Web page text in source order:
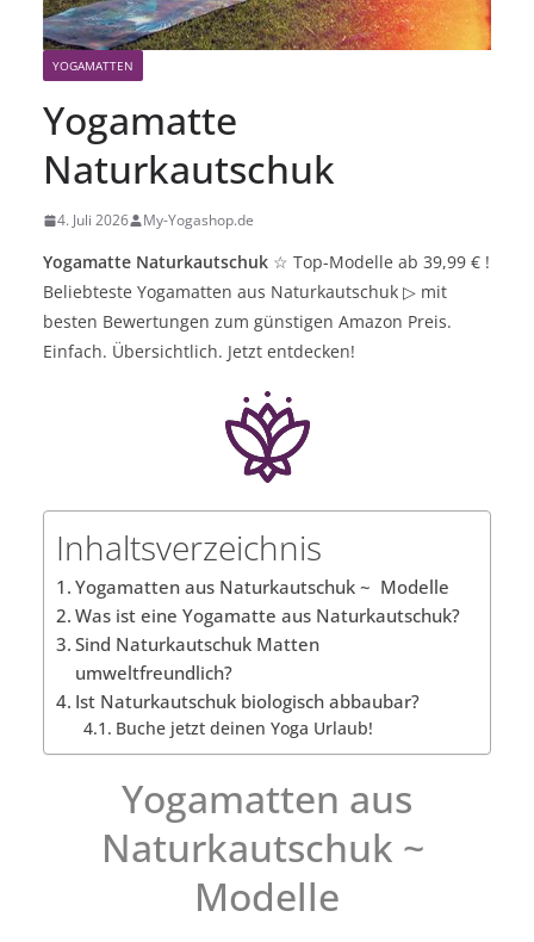
YOGAMATTEN
Yogamatte
Naturkautschuk
4. Juli 2026 My-Yogashop.de
Yogamatte Naturkautschuk ☆ Top-Modelle ab 39,99 € !
Beliebteste Yogamatten aus Naturkautschuk ▷ mit
besten Bewertungen zum günstigen Amazon Preis.
Einfach. Übersichtlich. Jetzt entdecken!
Inhaltsverzeichnis
Yogamatten aus Naturkautschuk ~ Modelle
Was ist eine Yogamatte aus Naturkautschuk?
Sind Naturkautschuk Matten
umweltfreundlich?
Ist Naturkautschuk biologisch abbaubar?
Buche jetzt deinen Yoga Urlaub!
Yogamatten aus
Naturkautschuk ~
Modelle